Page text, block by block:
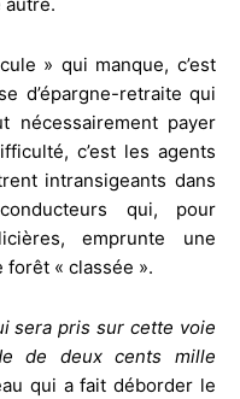
autre.
» qui manque, c’est
d’épargne-retraite qui
nécessairement payer
c’est les agents
intransigeants dans
qui, pour
emprunte une
« classée ».
sera pris sur cette voie
de deux cents mille
qui a fait déborder le